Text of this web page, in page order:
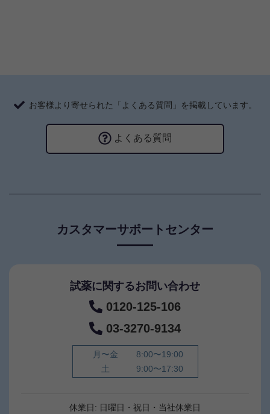
お客様より寄せられた「よくある質問」を掲載しています。
よくある質問
カスタマーサポートセンター
試薬に関するお問い合わせ
0120-125-106
03-3270-9134
月〜金
8:00〜19:00
土
9:00〜17:30
休業日: 日曜日・祝日・当社休業日